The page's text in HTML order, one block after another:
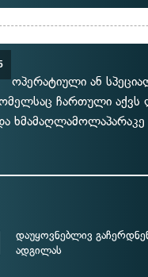
ოპერატიული ან
ჩართული აქვს
ხმამაღლამოლაპარაკე
დაუყოვნებლივ
ადგილას